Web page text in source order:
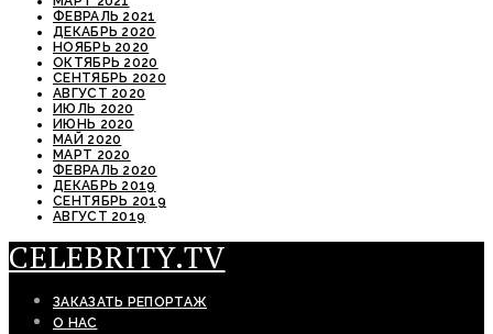
ФЕВРАЛЬ 2021
ДЕКАБРЬ 2020
НОЯБРЬ 2020
ОКТЯБРЬ 2020
СЕНТЯБРЬ 2020
АВГУСТ 2020
ИЮЛЬ 2020
ИЮНЬ 2020
МАЙ 2020
МАРТ 2020
ФЕВРАЛЬ 2020
ДЕКАБРЬ 2019
СЕНТЯБРЬ 2019
АВГУСТ 2019
CELEBRITY.TV
ЗАКАЗАТЬ РЕПОРТАЖ
О НАС